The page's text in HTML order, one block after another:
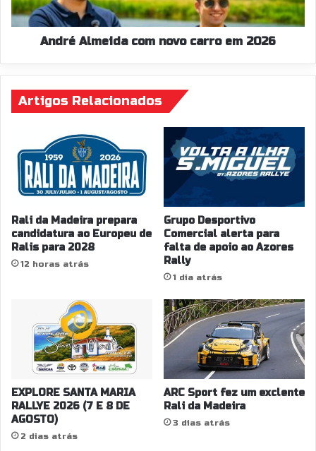
André Almeida com novo carro em 2026
Artigos Relacionados
Rali da Madeira prepara
candidatura ao Europeu de
Ralis para 2028
12 horas atrás
Grupo Desportivo
Comercial alerta para
falta de apoio ao Azores
Rally
1 dia atrás
EXPLORE SANTA MARIA
RALLYE 2026 (7 E 8 DE
AGOSTO)
2 dias atrás
ARC Sport fez um exclente
Rali da Madeira
3 dias atrás